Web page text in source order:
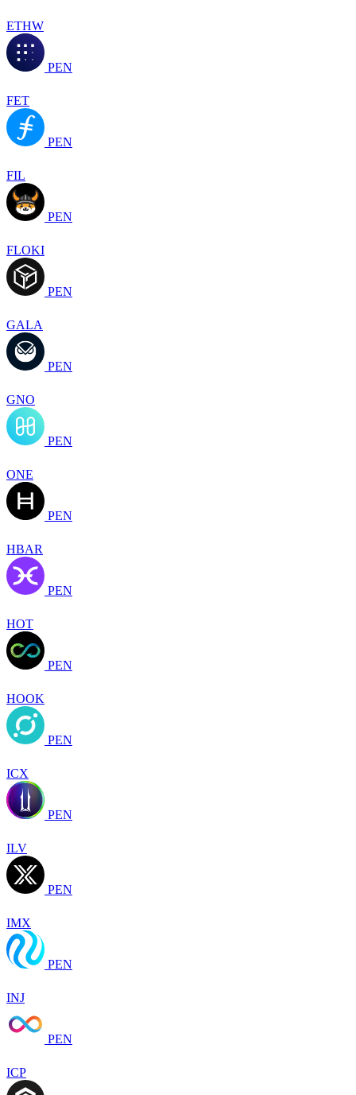
ETHW
PEN
FET
PEN
FIL
PEN
FLOKI
PEN
GALA
PEN
GNO
PEN
ONE
PEN
HBAR
PEN
HOT
PEN
HOOK
PEN
ICX
PEN
ILV
PEN
IMX
PEN
INJ
PEN
ICP